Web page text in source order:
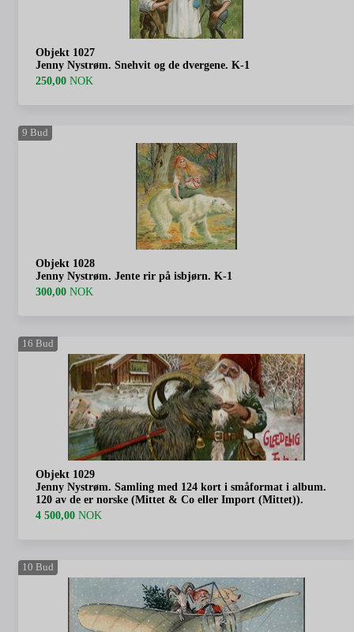
Objekt 1027
Jenny Nystrøm. Snehvit og de dvergene. K-1
250,00 NOK
9 Bud
Objekt 1028
Jenny Nystrøm. Jente rir på isbjørn. K-1
300,00 NOK
16 Bud
Objekt 1029
Jenny Nystrøm. Samling med 124 kort i småformat i album.
120 av de er norske (Mittet & Co eller Import (Mittet)).
4 500,00 NOK
10 Bud